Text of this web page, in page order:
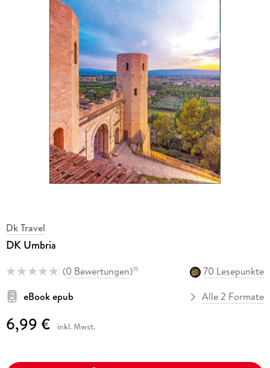
Dk Travel
DK Umbria
(0 Bewertungen)15
70 Lesepunkte
eBook epub
Alle 2 Formate
6,99 € inkl. Mwst.